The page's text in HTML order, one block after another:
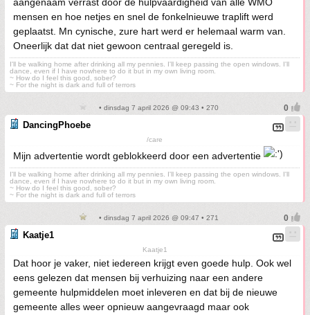
mensen en hoe netjes en snel de fonkelnieuwe traplift werd
geplaatst. Mn cynische, zure hart werd er helemaal warm van.
Oneerlijk dat dat niet gewoon centraal geregeld is.
I'll be walking home after drinking all my pennies. I'll keep passing the open windows. I'll
dance, even if I have nowhere to do it but in my own living room.
~ How do I feel this good, sober?
~ For the night is dark and full of terrors
• dinsdag 7 april 2026 @ 09:43 • 270
DancingPhoebe
/care
Mijn advertentie wordt geblokkeerd door een advertentie
I'll be walking home after drinking all my pennies. I'll keep passing the open windows. I'll
dance, even if I have nowhere to do it but in my own living room.
~ How do I feel this good, sober?
~ For the night is dark and full of terrors
• dinsdag 7 april 2026 @ 09:47 • 271
Kaatje1
Kaatje1
Dat hoor je vaker, niet iedereen krijgt even goede hulp. Ook wel
eens gelezen dat mensen bij verhuizing naar een andere
gemeente hulpmiddelen moet inleveren en dat bij de nieuwe
gemeente alles weer opnieuw aangevraagd maar ook